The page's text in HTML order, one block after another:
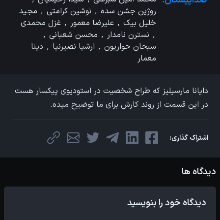
روژین جشن سده , نوشین کرامتی , مجید
خلیل بیک , علیرضا معمور , غزل محمدی
, نسترن نامدار , محسن شعبانی ,
سبحان حواریون , ارشیا نصیرنیا , دینا
معمار
دایانا مارسیلیز که طراح شخصیت در استودیوی پیکسار هست
در این قسمت از روند کارش برای ما توضیح میده.
اشتراک گذاری:
دیدگاه ها
دیدگاه خود را بنویسید